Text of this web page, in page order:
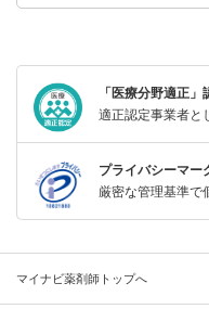
「医療分野適正」
適正認定事業者と
プライバシーマー
厳密な管理基準で
マイナビ薬剤師トップへ